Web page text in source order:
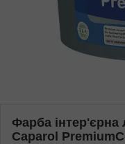
Фарба інтер'єрна
Caparol